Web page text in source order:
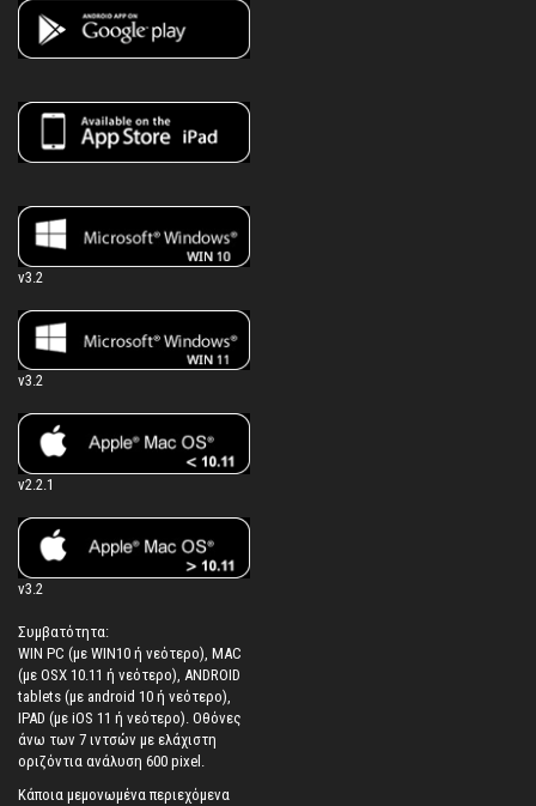
v3.2
v3.2
v2.2.1
v3.2
Συμβατότητα:
WIN PC (με WIN10 ή νεότερο), MAC
(με OSX 10.11 ή νεότερο), ANDROID
tablets (με android 10 ή νεότερο),
IPAD (με iOS 11 ή νεότερο). Oθόνες
άνω των 7 ιντσών με ελάχιστη
οριζόντια ανάλυση 600 pixel.
Κάποια μεμονωμένα περιεχόμενα